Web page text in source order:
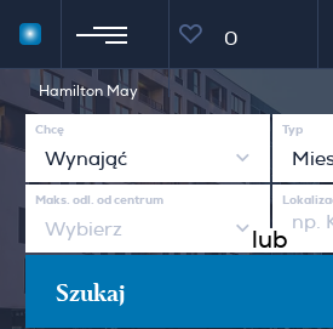
0
Hamilton May
Chcę
Wynająć
Typ
Maks. odl. od centrum
Wybierz lub
Szukaj